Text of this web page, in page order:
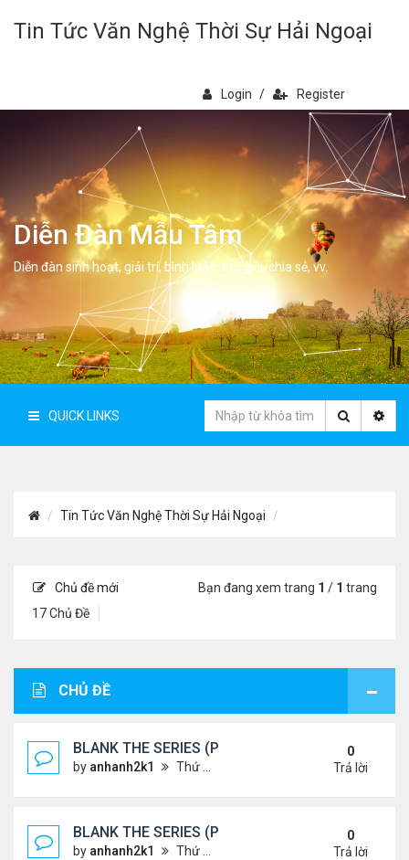
Tin Tức Văn Nghệ Thời Sự Hải Ngoại
Login / Register
Diễn Đàn Mẫu Tâm
Diễn đàn sinh hoạt, giải trí, bình luân, học hỏi, chia sẻ, vv.
QUICK LINKS
Tin Tức Văn Nghệ Thời Sự Hải Ngoại
Chủ đề mới
17 Chủ Đề
Bạn đang xem trang 1 / 1 trang
CHỦ ĐỀ
BLANK THE SERIES (PHẦN 2)
by anhanh2k1 Thứ 4 Tháng 5 29, 2024 3:16 am
0
Trả lời
BLANK THE SERIES (PHẦN 2)
by anhanh2k1 Thứ 7 Tháng 5 25, 2024 1:51 am
0
Trả lời